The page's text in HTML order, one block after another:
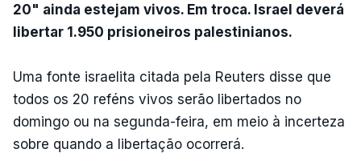
20" ainda estejam vivos. Em troca. Israel deverá
libertar 1.950 prisioneiros palestinianos.
Uma fonte israelita citada pela Reuters disse que
todos os 20 reféns vivos serão libertados no
domingo ou na segunda-feira, em meio à incerteza
sobre quando a libertação ocorrerá.